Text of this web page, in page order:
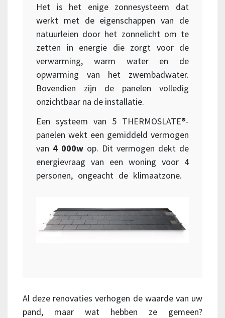
Het is het enige zonnesysteem dat
werkt met de eigenschappen van de
natuurleien door het zonnelicht om te
zetten in energie die zorgt voor de
verwarming, warm water en de
opwarming van het zwembadwater.
Bovendien zijn de panelen volledig
onzichtbaar na de installatie.
Een systeem van 5 THERMOSLATE®-
panelen wekt een gemiddeld vermogen
van 4 000w op. Dit vermogen dekt de
energievraag van een woning voor 4
personen, ongeacht de klimaatzone.
Al deze renovaties verhogen de waarde van uw
pand, maar wat hebben ze gemeen?